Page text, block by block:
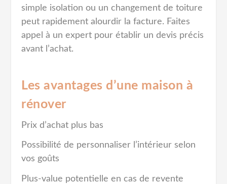
simple isolation ou un changement de toiture
peut rapidement alourdir la facture. Faites
appel à un expert pour établir un devis précis
avant l’achat.
Les avantages d’une maison à
rénover
Prix d’achat plus bas
Possibilité de personnaliser l’intérieur selon
vos goûts
Plus-value potentielle en cas de revente